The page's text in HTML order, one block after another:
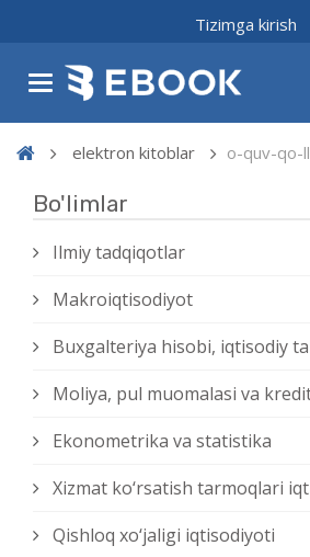
Tizimga kirish
elektron kitoblar o-quv-qo-
Bo'limlar
Ilmiy tadqiqotlar
Makroiqtisodiyot
Buxgalteriya hisobi, iqtisodiy
Moliya, pul muomalasi va
Ekonometrika va statistika
Xizmat kо‘rsatish tarmoqlari
Qishloq xо‘jaligi iqtisodiyoti